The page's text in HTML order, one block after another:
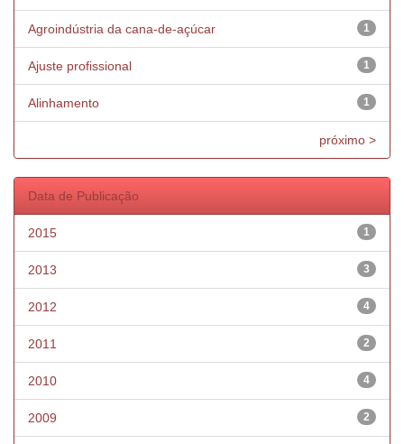
1
Agroindústria da cana-de-açúcar
1
Ajuste profissional
1
Alinhamento
próximo >
Data de Publicação
1
2015
3
2013
4
2012
2
2011
4
2010
2
2009